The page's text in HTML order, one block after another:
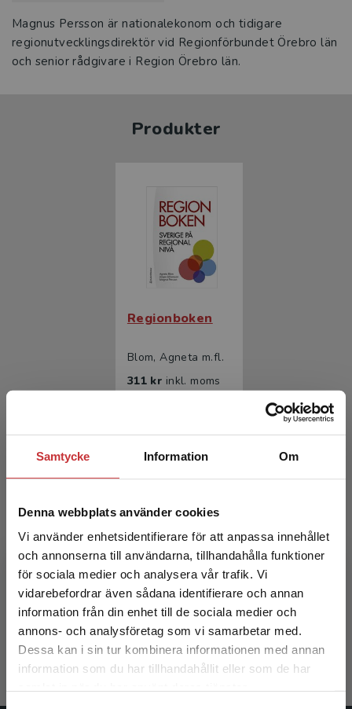
Samtycke Information Om
Denna webbplats använder cookies
Vi använder enhetsidentifierare för att anpassa innehållet
och annonserna till användarna, tillhandahålla funktioner
för sociala medier och analysera vår trafik. Vi
vidarebefordrar även sådana identifierare och annan
information från din enhet till de sociala medier och
annons- och analysföretag som vi samarbetar med.
Dessa kan i sin tur kombinera informationen med annan
information som du har tillhandahållit eller som de har
Begränsad fraktregion
Det verkar som att du besöker
studentlitteratur.se via en enhet utanför Sverige.
Magnus Persson är nationalekonom och tidigare
regionutvecklingsdirektör vid Regionförbundet Örebro län
och senior rådgivare i Region Örebro län.
Produkter
Regionboken
Blom, Agneta m.fl.
311 kr inkl. moms
Regionboken
Blom, Agneta m.fl.
184 kr inkl. moms
Exkl. moms: 174 kr